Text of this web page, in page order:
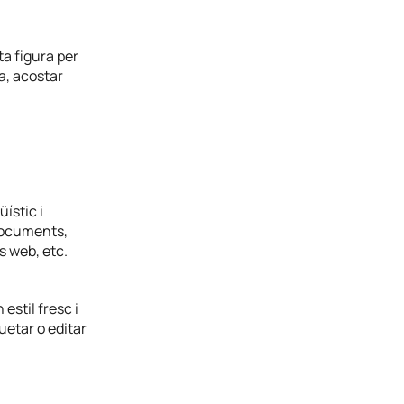
figura per
acostar
i
web, etc.
estil fresc i
o editar